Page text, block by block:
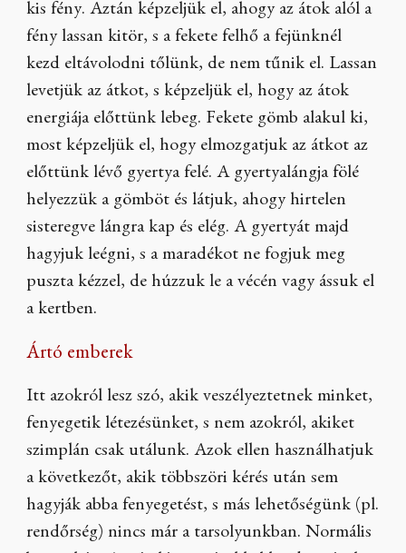
kis fény. Aztán képzeljük el, ahogy az átok alól a
fény lassan kitör, s a fekete felhő a fejünknél
kezd eltávolodni tőlünk, de nem tűnik el. Lassan
levetjük az átkot, s képzeljük el, hogy az átok
energiája előttünk lebeg. Fekete gömb alakul ki,
most képzeljük el, hogy elmozgatjuk az átkot az
előttünk lévő gyertya felé. A gyertyalángja fölé
helyezzük a gömböt és látjuk, ahogy hirtelen
sisteregve lángra kap és elég. A gyertyát majd
hagyjuk leégni, s a maradékot ne fogjuk meg
puszta kézzel, de húzzuk le a vécén vagy ássuk el
a kertben.
Ártó emberek
Itt azokról lesz szó, akik veszélyeztetnek minket,
fenyegetik létezésünket, s nem azokról, akiket
szimplán csak utálunk. Azok ellen használhatjuk
a következőt, akik többszöri kérés után sem
hagyják abba fenyegetést, s más lehetőségünk (pl.
rendőrség) nincs már a tarsolyunkban. Normális